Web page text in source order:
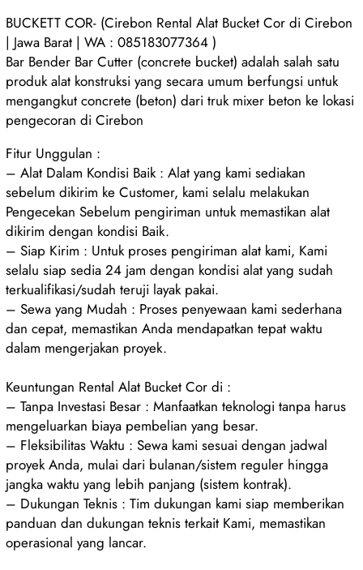
BUCKETT COR- (Cirebon Rental Alat Bucket Cor di Cirebon
| Jawa Barat | WA : 085183077364 )
Bar Bender Bar Cutter (concrete bucket) adalah salah satu
produk alat konstruksi yang secara umum berfungsi untuk
mengangkut concrete (beton) dari truk mixer beton ke lokasi
pengecoran di Cirebon
Fitur Unggulan :
– Alat Dalam Kondisi Baik : Alat yang kami sediakan
sebelum dikirim ke Customer, kami selalu melakukan
Pengecekan Sebelum pengiriman untuk memastikan alat
dikirim dengan kondisi Baik.
– Siap Kirim : Untuk proses pengiriman alat kami, Kami
selalu siap sedia 24 jam dengan kondisi alat yang sudah
terkualifikasi/sudah teruji layak pakai.
– Sewa yang Mudah : Proses penyewaan kami sederhana
dan cepat, memastikan Anda mendapatkan tepat waktu
dalam mengerjakan proyek.
Keuntungan Rental Alat Bucket Cor di :
– Tanpa Investasi Besar : Manfaatkan teknologi tanpa harus
mengeluarkan biaya pembelian yang besar.
– Fleksibilitas Waktu : Sewa kami sesuai dengan jadwal
proyek Anda, mulai dari bulanan/sistem reguler hingga
jangka waktu yang lebih panjang (sistem kontrak).
– Dukungan Teknis : Tim dukungan kami siap memberikan
panduan dan dukungan teknis terkait Kami, memastikan
operasional yang lancar.